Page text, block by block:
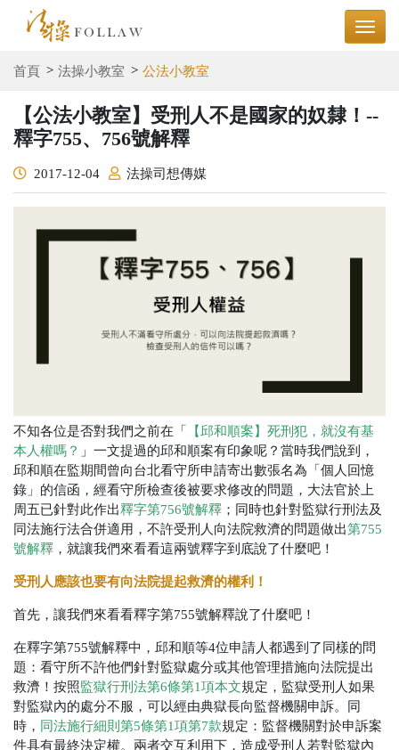
首頁 法操小教室 公法小教室
【公法小教室】受刑人不是國家的奴隸！--
釋字755、756號解釋
2017-12-04 法操司想傳媒
不知各位是否對我們之前在「
【邱和順案】死刑犯，就沒有基
本人權嗎？ 」一文提過的邱和順案有印象呢？當時我們說到，
邱和順在監期間曾向台北看守所申請寄出數張名為「個人回憶
錄」的信函，經看守所檢查後被要求修改的問題，大法官於上
周五已針對此作出釋字第756號解釋 ；同時也針對監獄行刑法及
同法施行法合併適用，不許受刑人向法院救濟的問題做出第755
號解釋 ，就讓我們來看看這兩號釋字到底說了什麼吧！
受刑人應該也要有向法院提起救濟的權利！
首先，讓我們來看看釋字第755號解釋說了什麼吧！
在釋字第755號解釋中，邱和順等4位申請人都遇到了同樣的問
題：看守所不許他們針對監獄處分或其他管理措施向法院提出
救濟！按照監獄行刑法第6條第1項本文規定，監獄受刑人如果
對監獄內的處分不服，可以經由典獄長向監督機關申訴。同
時， 同法施行細則第5條第1項第7款規定：監督機關對於申訴案
件具有最終決定權。兩者交互利用下，造成受刑人若對監獄內